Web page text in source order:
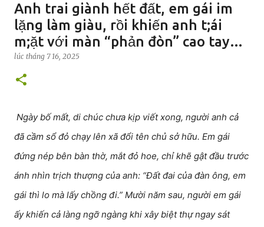
Anh trai giành hết đất, em gái im
lặng làm giàu, rồi khiến anh t;ái
m;ặt với màn “phản đòn” cao tay…
lúc tháng 7 16, 2025
Ngày bố mất, di chúc chưa kịp viết xong, người anh cả
đã cầm sổ đỏ chạy lên xã đổi tên chủ sở hữu. Em gái
đứng nép bên bàn thờ, mắt đỏ hoe, chỉ khẽ gật đầu trước
ánh nhìn trịch thượng của anh: “Đất đai của đàn ông, em
gái thì lo mà lấy chồng đi.” Mười năm sau, người em gái
ấy khiến cả làng ngỡ ngàng khi xây biệt thự ngay sát